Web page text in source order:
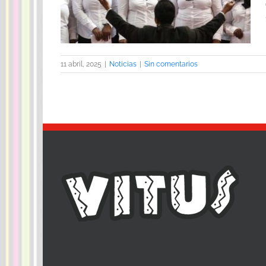
11 abril, 2025 Noticias Sin comentarios